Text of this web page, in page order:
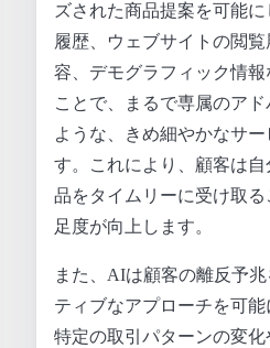
ズされた商品提案を可能に
履歴、ウェブサイトの閲
容、デモグラフィック情
ことで、まるで専属のア
ような、きめ細やかなサー
す。これにより、顧客は
品をタイムリーに受け取
足度が向上します。
また、AIは顧客の離反予
ティブなアプローチを可能
特定の取引パターンの変